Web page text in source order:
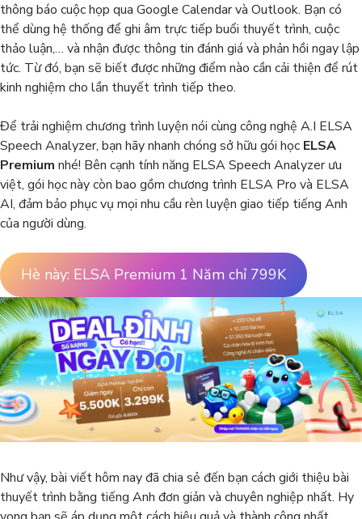
thông báo cuộc họp qua Google Calendar và Outlook. Bạn có
thể dùng hệ thống để ghi âm trực tiếp buổi thuyết trình, cuộc
thảo luận,… và nhận được thông tin đánh giá và phản hồi ngay lập
tức. Từ đó, bạn sẽ biết được những điểm nào cần cải thiện để rút
kinh nghiệm cho lần thuyết trình tiếp theo.
Để trải nghiệm chương trình luyện nói cùng công nghệ A.I ELSA
Speech Analyzer, bạn hãy nhanh chóng sở hữu gói học ELSA
Premium nhé! Bên cạnh tính năng ELSA Speech Analyzer ưu
việt, gói học này còn bao gồm chương trình ELSA Pro và ELSA
AI, đảm bảo phục vụ mọi nhu cầu rèn luyện giao tiếp tiếng Anh
của người dùng.
Hè này: ELSA Premium 1 Năm chỉ 799K
Như vậy, bài viết hôm nay đã chia sẻ đến bạn cách giới thiệu bài
thuyết trình bằng tiếng Anh đơn giản và chuyên nghiệp nhất. Hy